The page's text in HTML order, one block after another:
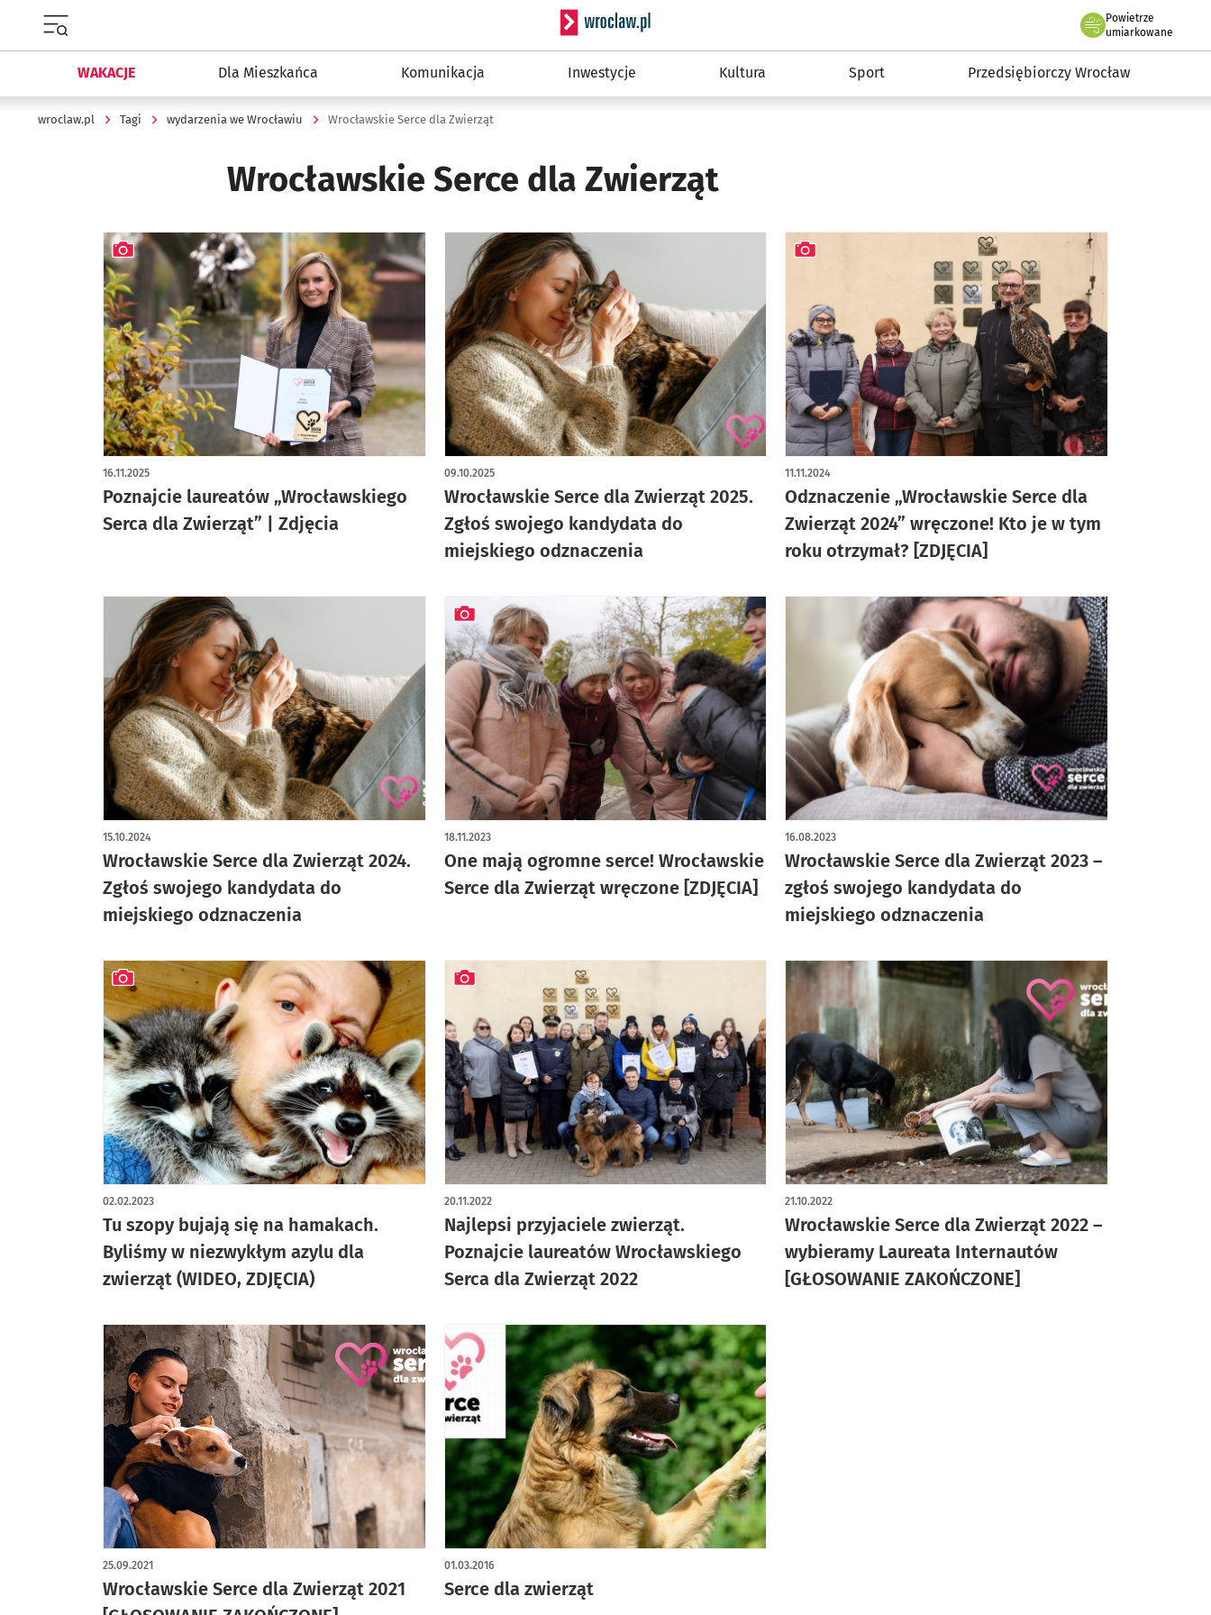
Serwis informacyjny wroclaw.pl
Powietrze
we Wrocławiu
umiarkowane
WAKACJE Dla Mieszkańca Komunikacja Inwestycje Kultura Sport Przedsiębiorczy Wrocław
wroclaw.pl Tagi wydarzenia we Wrocławiu Wrocławskie Serce dla Zwierząt
Wrocławskie Serce dla Zwierząt
Poznajcie laureatów „Wrocławskiego
Serca dla Zwierząt” | Zdjęcia
16.11.2025
artykuł z galerią zdjęć
Wrocławskie Serce dla Zwierząt 2025.
Zgłoś swojego kandydata do
miejskiego odznaczenia
09.10.2025
Odznaczenie „Wrocławskie Serce dla
Zwierząt 2024” wręczone! Kto je w tym
roku otrzymał? [ZDJĘCIA]
11.11.2024
artykuł z galerią zdjęć
Wrocławskie Serce dla Zwierząt 2024.
Zgłoś swojego kandydata do
miejskiego odznaczenia
15.10.2024
One mają ogromne serce! Wrocławskie
Serce dla Zwierząt wręczone [ZDJĘCIA]
18.11.2023
artykuł z galerią zdjęć
Wrocławskie Serce dla Zwierząt 2023 –
zgłoś swojego kandydata do
miejskiego odznaczenia
16.08.2023
Tu szopy bujają się na hamakach.
Byliśmy w niezwykłym azylu dla
zwierząt (WIDEO, ZDJĘCIA)
02.02.2023
artykuł z galerią zdjęć
Najlepsi przyjaciele zwierząt.
Poznajcie laureatów Wrocławskiego
Serca dla Zwierząt 2022
20.11.2022
artykuł z galerią zdjęć
Wrocławskie Serce dla Zwierząt 2022 –
wybieramy Laureata Internautów
[GŁOSOWANIE ZAKOŃCZONE]
21.10.2022
Wrocławskie Serce dla Zwierząt 2021
25.09.2021
Serce dla zwierząt
01.03.2016